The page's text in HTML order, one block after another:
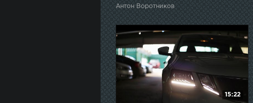
Антон Воротников
15:22